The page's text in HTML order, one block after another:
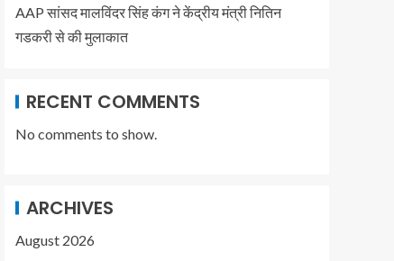
AAP सांसद मालविंदर सिंह कंग ने केंद्रीय मंत्री नितिन
गडकरी से की मुलाकात
RECENT COMMENTS
No comments to show.
ARCHIVES
August 2026